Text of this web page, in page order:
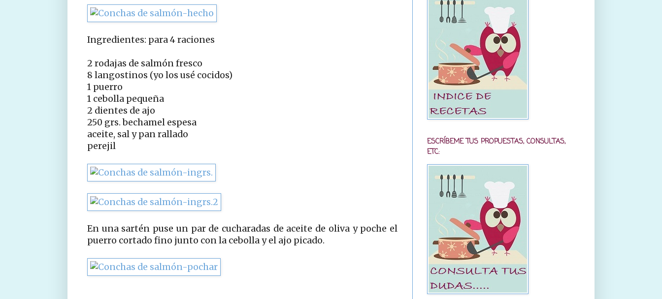
Ingredientes: para 4 raciones
2 rodajas de salmón fresco
8 langostinos (yo los usé cocidos)
1 puerro
1 cebolla pequeña
2 dientes de ajo
250 grs. bechamel espesa
aceite, sal y pan rallado
perejil
En una sartén puse un par de cucharadas de aceite de oliva y poche el
puerro cortado fino junto con la cebolla y el ajo picado.
ESCRÍBEME TUS PROPUESTAS, CONSULTAS,
ETC: